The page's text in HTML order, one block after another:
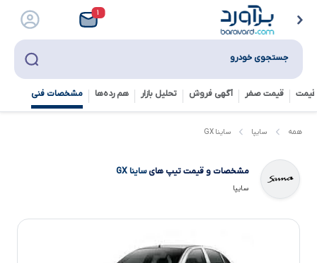
۱
جستجوی خودرو
قیمت صفر آگهی فروش تحلیل بازار هم رده‌ها‌ مشخصات فنی
همه سایپا ساینا GX
مشخصات و قیمت تیپ هایساینا GX
سایپا